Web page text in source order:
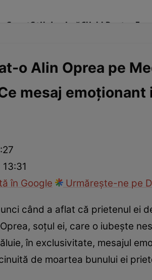
SportStil de viațăClick! Pentru
Paparazzii Click!
o Alin Oprea pe
mesaj emoționant
în Google
Urmărește-ne pe
când a aflat că prietenul ei
soțul ei, care o iubește
în exclusivitate, mesajul
de moartea bunului ei